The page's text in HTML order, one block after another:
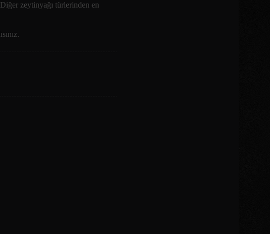
zeytinyağı türlerinden en